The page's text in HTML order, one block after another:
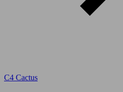
C4 Cactus